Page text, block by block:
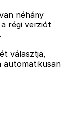
néhány
régi verziót
választja,
automatikusan